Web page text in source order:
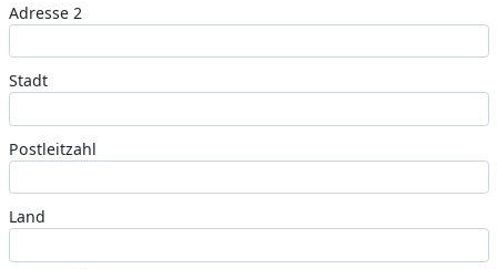
Adresse 2
Stadt
Postleitzahl
Land